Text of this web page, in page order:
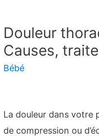
Douleur
Causes,
Bébé
La douleur dans votre
de compression ou